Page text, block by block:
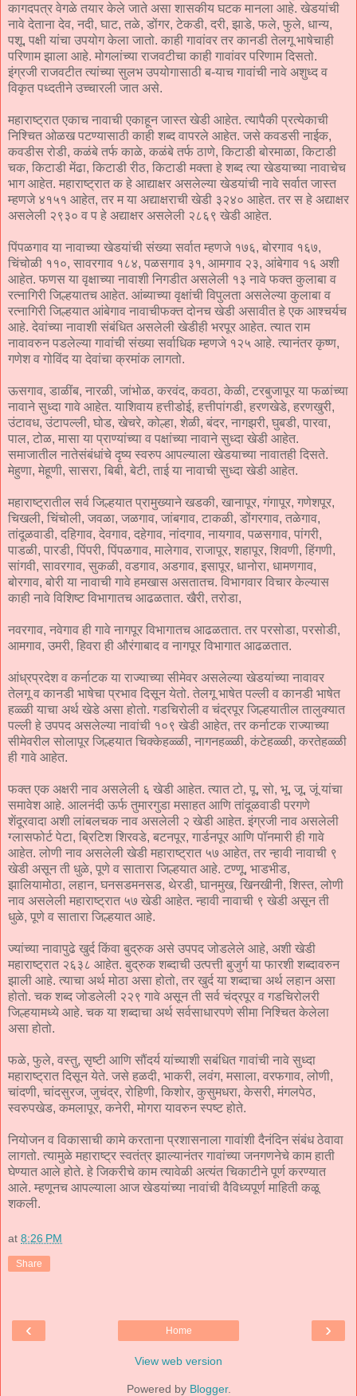
कागदपत्र वेगळे तयार केले जाते असा शासकीय घटक मानला आहे. खेडयांची
नावे देताना देव, नदी, घाट, तळे, डोंगर, टेकडी, दरी, झाडे, फले, फुले, धान्य,
पशू, पक्षी यांचा उपयोग केला जातो. काही गावांवर तर कानडी तेलगू भाषेचाही
परिणाम झाला आहे. मोगलांच्या राजवटीचा काही गावांवर परिणाम दिसतो.
इंग्रजी राजवटीत त्यांच्या सुलभ उपयोगासाठी ब-याच गावांची नावे अशुध्द व
विकृत पध्दतीने उच्चारली जात असे.
महाराष्ट्रात एकाच नावाची एकाहून जास्त खेडी आहेत. त्यापैकी प्रत्येकाची
निश्चित ओळख पटण्यासाठी काही शब्द वापरले आहेत. जसे कवडसी नाईक,
कवडीस रोडी, कळंबे तर्फ काळे, कळंबे तर्फ ठाणे, किटाडी बोरमाळा, किटाडी
चक, किटाडी मेंढा, किटाडी रीठ, किटाडी मक्ता हे शब्द त्या खेडयाच्या नावाचेच
भाग आहेत. महाराष्ट्रात क हे आद्याक्षर असलेल्या खेडयांची नावे सर्वात जास्त
म्हणजे ४१५१ आहेत, तर म या अद्याक्षराची खेडी ३२४० आहेत. तर स हे अद्याक्षर
असलेली २९३० व प हे अद्याक्षर असलेली २८६९ खेडी आहेत.
पिंपळगाव या नावाच्या खेडयांची संख्या सर्वात म्हणजे १७६, बोरगाव १६७,
चिंचोळी ११०, सावरगाव १८४, पळसगाव ३१, आमगाव २३, आंबेगाव १६ अशी
आहेत. फणस या वृक्षाच्या नावाशी निगडीत असलेली १३ नावे फक्त कुलाबा व
रत्नागिरी जिल्हयातच आहेत. आंब्याच्या वृक्षांची विपुलता असलेल्या कुलाबा व
रत्नागिरी जिल्हयात आंबेगाव नावाचीफक्त दोनच खेडी असावीत हे एक आश्चर्यच
आहे. देवांच्या नावाशी संबंधित असलेली खेडीही भरपूर आहेत. त्यात राम
नावावरुन पडलेल्या गावांची संख्या सर्वाधिक म्हणजे १२५ आहे. त्यानंतर कृष्ण,
गणेश व गोविंद या देवांचा क्रमांक लागतो.
ऊसगाव, डाळींब, नारळी, जांभोळ, करवंद, कवठा, केळी, टरबुजापूर या फळांच्या
नावाने सुध्दा गावे आहेत. याशिवाय हत्तीडोई, हत्तीपांगडी, हरणखेडे, हरणखुरी,
उंटावध, उंटापल्ली, घोड, खेचरे, कोल्हा, शेळी, बंदर, नागझरी, घुबडी, पारवा,
पाल, टोळ, मासा या प्राण्यांच्या व पक्षांच्या नावाने सुध्दा खेडी आहेत.
समाजातील नातेसंबंधांचे दृष्य स्वरुप आपल्याला खेडयाच्या नावातही दिसते.
मेहुणा, मेहूणी, सासरा, बिबी, बेटी, ताई या नावाची सुध्दा खेडी आहेत.
महाराष्ट्रातील सर्व जिल्हयात प्रामुख्याने खडकी, खानापूर, गंगापूर, गणेशपूर,
चिखली, चिंचोली, जवळा, जळगाव, जांबगाव, टाकळी, डोंगरगाव, तळेगाव,
तांदूळवाडी, दहिगाव, देवगाव, दहेगाव, नांदगाव, नायगाव, पळसगाव, पांगरी,
पाडळी, पारडी, पिंपरी, पिंपळगाव, मालेगाव, राजापूर, शहापूर, शिवणी, हिंगणी,
सांगवी, सावरगाव, सुकळी, वडगाव, अडगाव, इसापूर, धानोरा, धामणगाव,
बोरगाव, बोरी या नावाची गावे हमखास असतातच. विभागवार विचार केल्यास
काही नावे विशिष्ट विभागातच आढळतात. खैरी, तरोडा,
नवरगाव, नवेगाव ही गावे नागपूर विभागातच आढळतात. तर परसोडा, परसोडी,
आमगाव, उमरी, हिवरा ही औरंगाबाद व नागपूर विभागात आढळतात.
आंध्रप्रदेश व कर्नाटक या राज्याच्या सीमेवर असलेल्या खेडयांच्या नावावर
तेलगू व कानडी भाषेचा प्रभाव दिसून येतो. तेलगू भाषेत पल्ली व कानडी भाषेत
हळ्ळी याचा अर्थ खेडे असा होतो. गडचिरोली व चंद्रपूर जिल्हयातील तालुक्यात
पल्ली हे उपपद असलेल्या नावांची १०९ खेडी आहेत, तर कर्नाटक राज्याच्या
सीमेवरील सोलापूर जिल्हयात चिक्केहळ्ळी, नागनहळ्ळी, कंटेहळ्ळी, करतेहळ्ळी
ही गावे आहेत.
फक्त एक अक्षरी नाव असलेली ६ खेडी आहेत. त्यात टो, पू, सो, भू, जू, जूं यांचा
समावेश आहे. आलनंदी ऊर्फ तुमारगुडा मसाहत आणि तांदूळवाडी परगणे
शेंदूरवादा अशी लांबलचक नाव असलेली २ खेडी आहेत. इंग्रजी नाव असलेली
ग्लासफोर्ट पेटा, ब्रिटिश शिरवडे, बटनपूर, गार्डनपूर आणि पॉनमारी ही गावे
आहेत. लोणी नाव असलेली खेडी महाराष्ट्रात ५७ आहेत, तर न्हावी नावाची ९
खेडी असून ती धुळे, पूणे व सातारा जिल्हयात आहे. टण्णू, भाडभीड,
झालियामोठा, लहान, घनसडमनसड, थेरडी, घानमुख, खिनखीनी, शिस्त, लोणी
नाव असलेली महाराष्ट्रात ५७ खेडी आहेत. न्हावी नावाची ९ खेडी असून ती
धुळे, पूणे व सातारा जिल्हयात आहे.
ज्यांच्या नावापुढे खुर्द किंवा बुद्रुक असे उपपद जोडलेले आहे, अशी खेडी
महाराष्ट्रात २६३८ आहेत. बुद्रुक शब्दाची उत्पत्ती बुजुर्ग या फारशी शब्दावरुन
झाली आहे. त्याचा अर्थ मोठा असा होतो, तर खुर्द या शब्दाचा अर्थ लहान असा
होतो. चक शब्द जोडलेली २२९ गावे असून ती सर्व चंद्रपूर व गडचिरोलरी
जिल्हयामध्ये आहे. चक या शब्दाचा अर्थ सर्वसाधारपणे सीमा निश्चित केलेला
असा होतो.
फळे, फुले, वस्तु, सृष्टी आणि सौंदर्य यांच्याशी सबंधित गावांची नावे सुध्दा
महाराष्ट्रात दिसून येते. जसे हळदी, भाकरी, लवंग, मसाला, वरफगाव, लोणी,
चांदणी, चांदसुरज, जुचंद्र, रोहिणी, किशोर, कुसुमधरा, केसरी, मंगलपेठ,
स्वरुपखेड, कमलापूर, कनेरी, मोगरा यावरुन स्पष्ट होते.
नियोजन व विकासाची कामे करताना प्रशासनाला गावांशी दैनंदिन संबंध ठेवावा
लागतो. त्यामुळे महाराष्ट्र स्वतंत्र झाल्यानंतर गावांच्या जनगणनेचे काम हाती
घेण्यात आले होते. हे जिकरीचे काम त्यावेळी अत्यंत चिकाटीने पूर्ण करण्यात
आले. म्हणूनच आपल्याला आज खेडयांच्या नावांची वैविध्यपूर्ण माहिती कळू
शकली.
at 8:26 PM
Share
‹ ›
Home
View web version
Powered by Blogger.